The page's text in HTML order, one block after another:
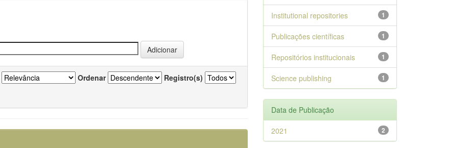
Ordenar Registro(s)
1
Institutional repositories
1
Publicações científicas
1
Repositórios institucionais
1
Science publishing
Data de Publicação
2
2021